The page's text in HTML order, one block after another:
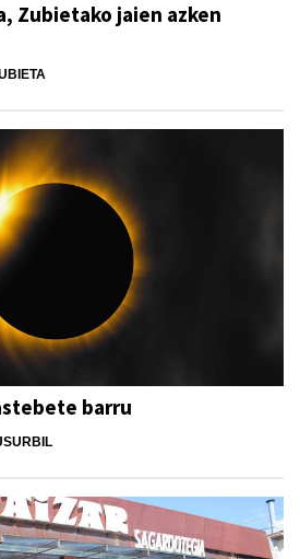
Zubietako jaien azken
barru